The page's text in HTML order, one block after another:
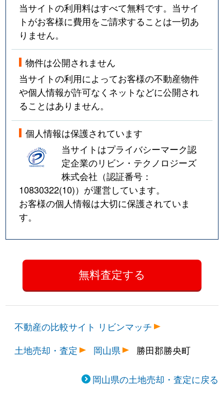
当サイトの利用料はすべて無料です。当サイ
トがお客様に費用をご請求することは一切あ
りません。
物件は公開されません
当サイトの利用によってお客様の不動産物件
や個人情報が許可なくネットなどに公開され
ることはありません。
個人情報は保護されています
当サイトはプライバシーマーク認
定企業のリビン・テクノロジーズ
株式会社（認証番号：
10830322(10)）が運営しています。
お客様の個人情報は大切に保護されていま
す。
不動産の比較サイト リビンマッチ
土地売却・査定
岡山県 勝田郡勝央町
岡山県の土地売却・査定に戻る